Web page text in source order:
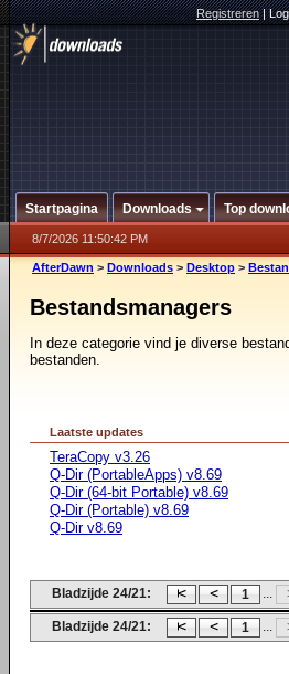
Registreren|
Startpagina Downloads Top
8/7/2026 11:50:42 PM
AfterDawn > Downloads > Desktop >
Bestandsmanagers
In deze categorie vind je diverse
bestanden.
Laatste updates
TeraCopy v3.26
Q-Dir (PortableApps) v8.69
Q-Dir (64-bit Portable) v8.69
Q-Dir (Portable) v8.69
Q-Dir v8.69
Bladzijde 24/21: 1 ...
Bladzijde 24/21: 1 ...